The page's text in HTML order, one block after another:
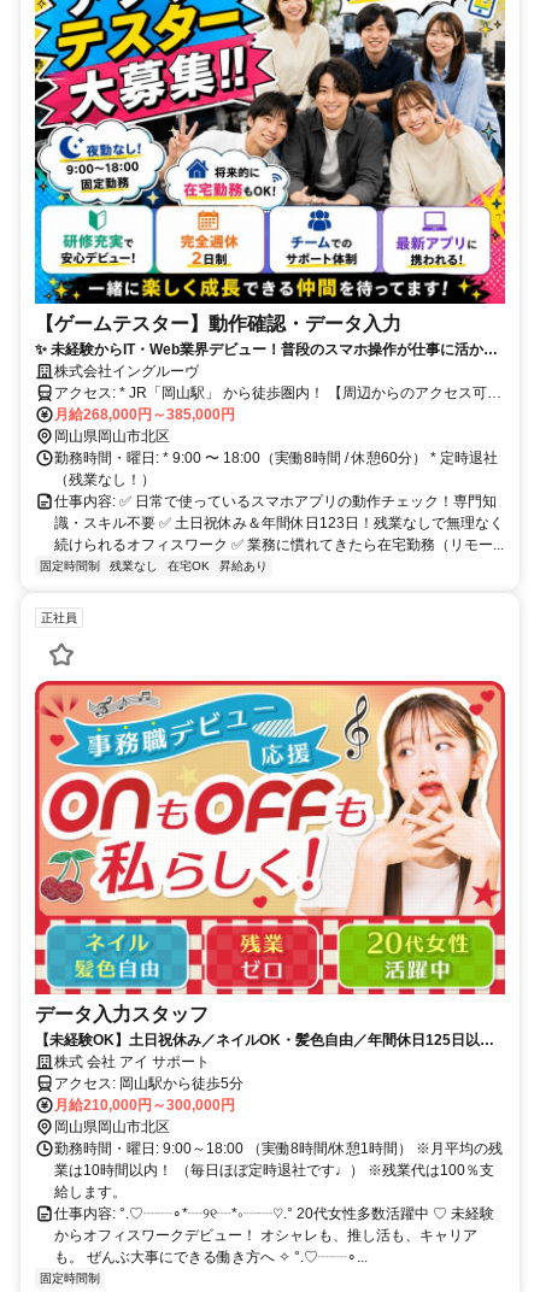
【ゲームテスター】動作確認・データ入力
✨ 未経験からIT・Web業界デビュー！普段のスマホ操作が仕事に活かせ
る ✨ 月収26.8万円〜38.5万円｜土日祝休み＆年間休日123日 ✨ 将来的に
リモートワークも相談OK｜定時退社で残業ゼロ！ ✨ 服装・髪色・ネイ
ル・ひげ自由｜20代〜30代の未経験スタートが多数活躍中
株式会社イングルーヴ
アクセス: * JR「岡山駅」 から徒歩圏内！ 【周辺からのアクセス可能
エリア】 北長瀬駅、庭瀬駅、大元駅、備前西市駅、妹尾駅、法界院
駅、高島駅、東岡山駅など周辺エリアからの通勤にも非常に便利な好
立地です◎
月給268,000円～385,000円
岡山県岡山市北区
勤務時間・曜日: * 9:00 〜 18:00（実働8時間 / 休憩60分） * 定時退社
（残業なし！）
仕事内容: ✅ 日常で使っているスマホアプリの動作チェック！専門知
識・スキル不要 ✅ 土日祝休み＆年間休日123日！残業なしで無理なく
続けられるオフィスワーク ✅ 業務に慣れてきたら在宅勤務（リモー...
固定時間制 残業なし 在宅OK 昇給あり
正社員
データ入力スタッフ
【未経験OK】土日祝休み／ネイルOK・髪色自由／年間休日125日以上
／残業なし
株式 会社 アイ サポート
アクセス: 岡山駅から徒歩5分
月給210,000円～300,000円
岡山県岡山市北区
勤務時間・曜日: 9:00～18:00 （実働8時間/休憩1時間） ※月平均の残
業は10時間以内！ （毎日ほぼ定時退社です♩） ※残業代は100％支
給します。
仕事内容: °.♡┈┈∘*┈୨୧┈*∘┈┈♡.° 20代女性多数活躍中 ♡ 未経験
からオフィスワークデビュー！ オシャレも、推し活も、キャリア
も。 ぜんぶ大事にできる働き方へ ✧ °.♡┈┈∘...
固定時間制